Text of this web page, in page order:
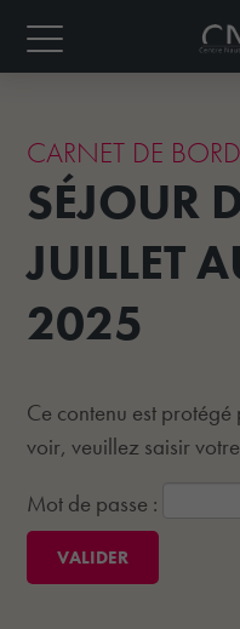
CARNET DE BORD
SÉJOUR
JUILLET
2025
Ce contenu est
voir, veuillez saisir
Mot de passe :